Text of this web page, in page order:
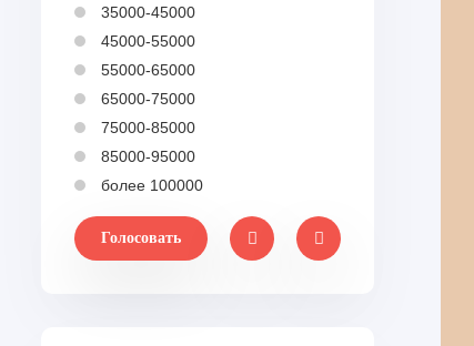
35000-45000
45000-55000
55000-65000
65000-75000
75000-85000
85000-95000
более 100000
Голосовать